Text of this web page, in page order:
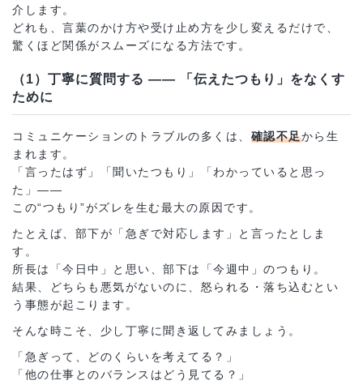
介します。
どれも、言葉のかけ方や受け止め方を少し変えるだけで、
驚くほど関係がスムーズになる方法です。
（1）丁寧に質問する ―― 「伝えたつもり」をなくす
ために
コミュニケーションのトラブルの多くは、 確認不足から生
まれます。
「言ったはず」「聞いたつもり」「わかっていると思っ
た」――
この“つもり”がズレを生む最大の原因です。
たとえば、部下が「急ぎで対応します」と言ったとしま
す。
所長は「今日中」と思い、部下は「今週中」のつもり。
結果、どちらも悪気がないのに、怒られる・落ち込むとい
う事態が起こります。
そんな時こそ、少し丁寧に聞き返してみましょう。
「急ぎって、どのくらいを考えてる？」
「他の仕事とのバランスはどう見てる？」